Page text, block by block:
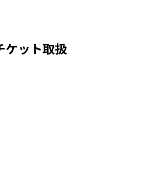
ケット取扱